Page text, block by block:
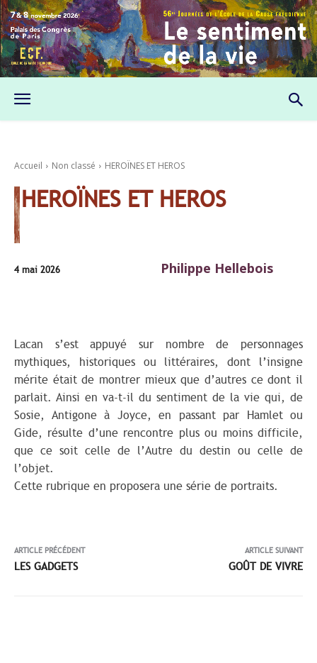
Accueil Non classé HEROÏNES ET HEROS
HEROÏNES ET HEROS
4 mai 2026 Philippe Hellebois
Lacan s’est appuyé sur nombre de personnages
mythiques, historiques ou littéraires, dont l’insigne
mérite était de montrer mieux que d’autres ce dont il
parlait. Ainsi en va-t-il du sentiment de la vie qui, de
Sosie, Antigone à Joyce, en passant par Hamlet ou
Gide, résulte d’une rencontre plus ou moins difficile,
que ce soit celle de l’Autre du destin ou celle de
l’objet.
Cette rubrique en proposera une série de portraits.
ARTICLE PRÉCÉDENT
LES GADGETS
ARTICLE SUIVANT
GOÛT DE VIVRE